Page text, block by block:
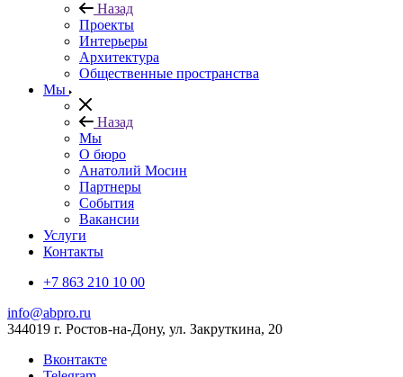
Назад
Проекты
Интерьеры
Архитектура
Общественные пространства
Мы
Назад
Мы
О бюро
Анатолий Мосин
Партнеры
События
Вакансии
Услуги
Контакты
+7 863 210 10 00
info@abpro.ru
344019 г. Ростов-на-Дону, ул. Закруткина, 20
Вконтакте